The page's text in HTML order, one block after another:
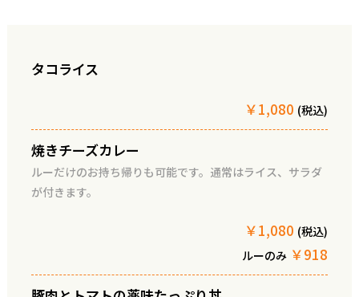
タコライス
￥1,080 (税込)
焼きチーズカレー
ルーだけのお持ち帰りも可能です。通常はライス、サラダ
が付きます。
￥1,080 (税込)
ルーのみ ￥918